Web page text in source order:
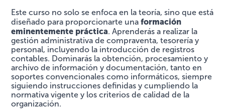
Este curso no solo se enfoca en la teoría, sino que está
diseñado para proporcionarte unaformación
eminentemente práctica. Aprenderás a realizar la
gestión administrativa de compraventa, tesorería y
personal, incluyendo la introducción de registros
contables. Dominarás la obtención, procesamiento y
archivo de información y documentación, tanto en
soportes convencionales como informáticos, siempre
siguiendo instrucciones definidas y cumpliendo la
normativa vigente y los criterios de calidad de la
organización.